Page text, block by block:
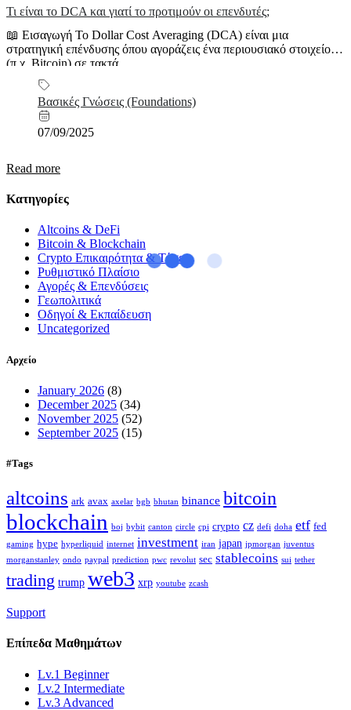
Τι είναι το DCA και γιατί το προτιμούν οι επενδυτές;
📖 Εισαγωγή Το Dollar Cost Averaging (DCA) είναι μια
στρατηγική επένδυσης όπου αγοράζεις ένα περιουσιακό στοιχείο
(π.χ. Bitcoin) σε τακτά...
Βασικές Γνώσεις (Foundations)
07/09/2025
Read more
Κατηγορίες
Altcoins & DeFi
Bitcoin & Blockchain
Crypto Επικαιρότητα & Τάσεις
Ρυθμιστικό Πλαίσιο
Αγορές & Επενδύσεις
Γεωπολιτικά
Οδηγοί & Εκπαίδευση
Uncategorized
Αρχείο
January 2026 (8)
December 2025 (34)
November 2025 (52)
September 2025 (15)
#Tags
altcoins ark avax axelar bgb bhutan binance bitcoin
blockchain boj bybit canton circle cpi crypto cz defi doha etf fed
gaming hype hyperliquid internet investment iran japan jpmorgan juventus
morganstanley ondo paypal prediction pwc revolut sec stablecoins sui tether
trading trump web3 xrp youtube zcash
Support
Επίπεδα Μαθημάτων
Lv.1 Beginner
Lv.2 Intermediate
Lv.3 Advanced